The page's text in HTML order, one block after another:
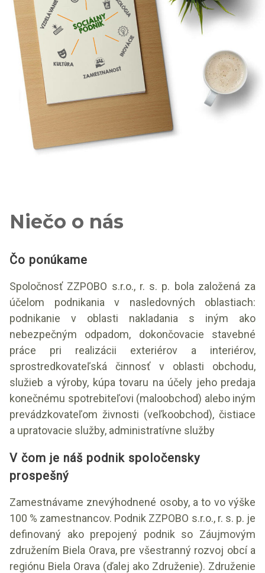
Niečo o nás
Čo ponúkame
Spoločnosť ZZPOBO s.r.o., r. s. p. bola založená za
účelom podnikania v nasledovných oblastiach:
podnikanie v oblasti nakladania s iným ako
nebezpečným odpadom, dokončovacie stavebné
práce pri realizácii exteriérov a interiérov,
sprostredkovateľská činnosť v oblasti obchodu,
služieb a výroby, kúpa tovaru na účely jeho predaja
konečnému spotrebiteľovi (maloobchod) alebo iným
prevádzkovateľom živnosti (veľkoobchod), čistiace
a upratovacie služby, administratívne služby
V čom je náš podnik spoločensky
prospešný
Zamestnávame znevýhodnené osoby, a to vo výške
100 % zamestnancov. Podnik ZZPOBO s.r.o., r. s. p. je
definovaný ako prepojený podnik so Záujmovým
združením Biela Orava, pre všestranný rozvoj obcí a
regiónu Biela Orava (ďalej ako Združenie). Združenie